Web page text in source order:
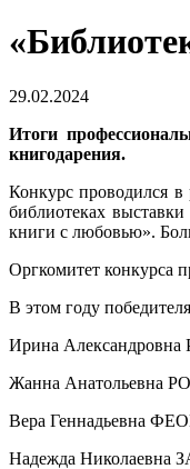
29.02.2024
Итоги
книгодарения.
Конкурс проводился
библиотеках
книги с любовью».
Оргкомитет конкурса
В этом году
Ирина
Жанна Анатольевна
Вера Геннадьевна
Надежда Николаевна